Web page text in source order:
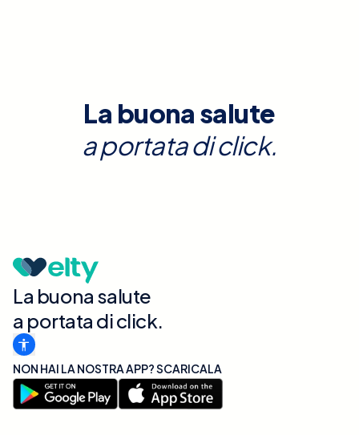
La buona salute
a portata di click.
La buona salute
a portata di click.
NON HAI LA NOSTRA APP? SCARICALA